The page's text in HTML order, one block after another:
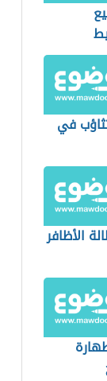
في
الأظافر